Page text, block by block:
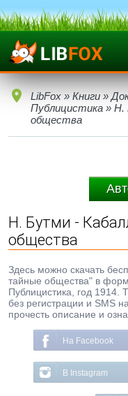
LibFox » Книги »
Публицистика » Н.
общества
Н. Бутми -
общества
Здесь можно скачать
тайные общества" в
Публицистика, год 1914.
без регистрации и SMS
прочесть описание и
На Facebook
В Instagram